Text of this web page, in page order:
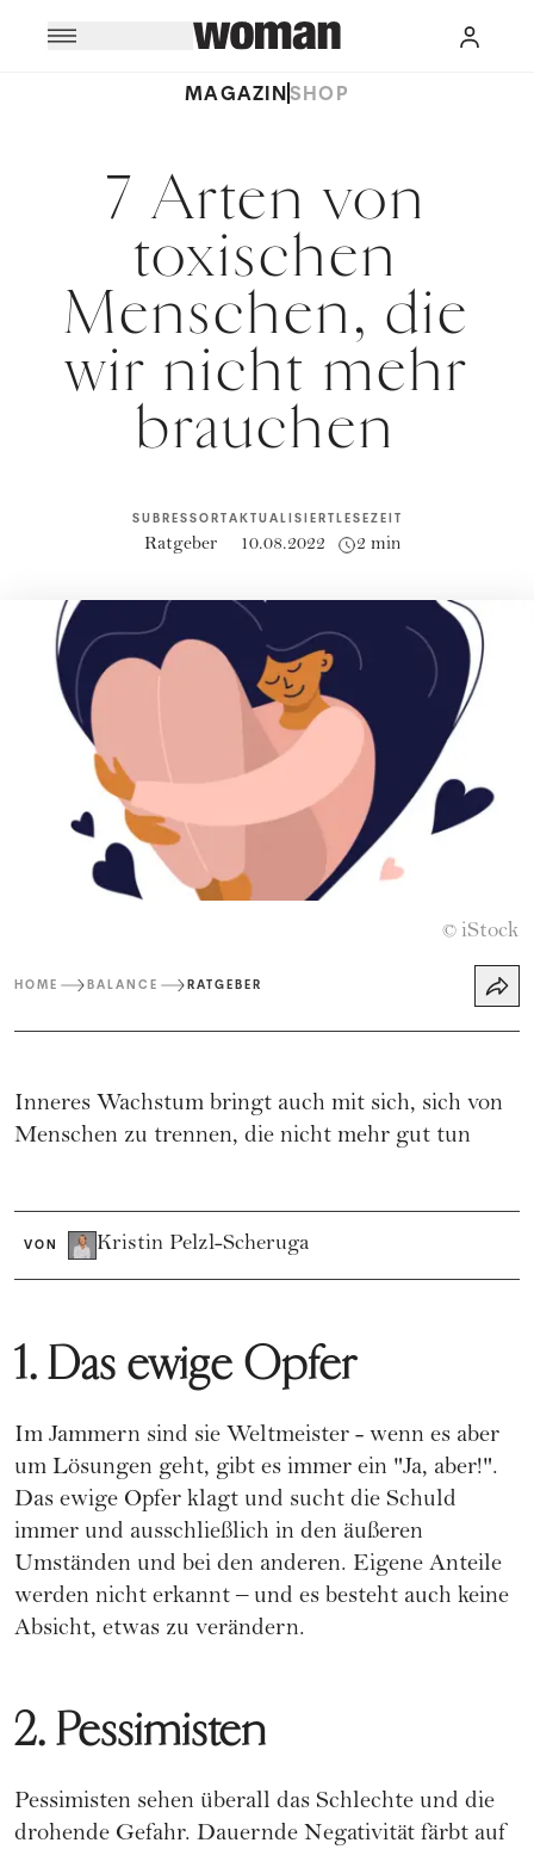
MAGAZINSHOP
7 Arten von
toxischen
Menschen, die
wir nicht mehr
brauchen
SUBRESSORT
Ratgeber
AKTUALISIERT
10.08.2022
LESEZEIT
2 min
© iStock
HOME BALANCE RATGEBER
Inneres Wachstum bringt auch mit sich, sich von
Menschen zu trennen, die nicht mehr gut tun
VON Kristin Pelzl-Scheruga
1. Das ewige Opfer
Im Jammern sind sie Weltmeister - wenn es aber
um Lösungen geht, gibt es immer ein "Ja, aber!".
Das ewige Opfer klagt und sucht die Schuld
immer und ausschließlich in den äußeren
Umständen und bei den anderen. Eigene Anteile
werden nicht erkannt – und es besteht auch keine
Absicht, etwas zu verändern.
2. Pessimisten
Pessimisten sehen überall das Schlechte und die
drohende Gefahr. Dauernde Negativität färbt auf